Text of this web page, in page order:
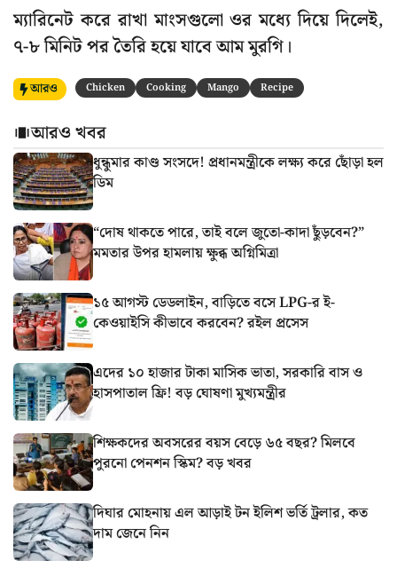
ম্যারিনেট করে রাখা মাংসগুলো ওর মধ্যে দিয়ে দিলেই,
৭-৮ মিনিট পর তৈরি হয়ে যাবে আম মুরগি।
আরও Chicken Cooking Mango Recipe
আরও খবর
ধুন্ধুমার কাণ্ড সংসদে! প্রধানমন্ত্রীকে লক্ষ্য করে ছোঁড়া হল
ডিম
“দোষ থাকতে পারে, তাই বলে জুতো-কাদা ছুঁড়বেন?”
মমতার উপর হামলায় ক্ষুব্ধ অগ্নিমিত্রা
১৫ আগস্ট ডেডলাইন, বাড়িতে বসে LPG-র ই-
কেওয়াইসি কীভাবে করবেন? রইল প্রসেস
এদের ১০ হাজার টাকা মাসিক ভাতা, সরকারি বাস ও
হাসপাতাল ফ্রি! বড় ঘোষণা মুখ্যমন্ত্রীর
শিক্ষকদের অবসরের বয়স বেড়ে ৬৫ বছর? মিলবে
পুরনো পেনশন স্কিম? বড় খবর
দিঘার মোহনায় এল আড়াই টন ইলিশ ভর্তি ট্রলার, কত
দাম জেনে নিন